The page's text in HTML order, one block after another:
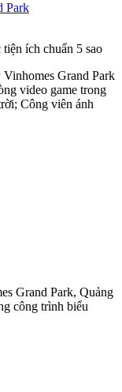
Park
ích chuẩn 5 sao
Grand Park
video game trong
Công viên ánh
Grand Park, Quảng
công trình biểu